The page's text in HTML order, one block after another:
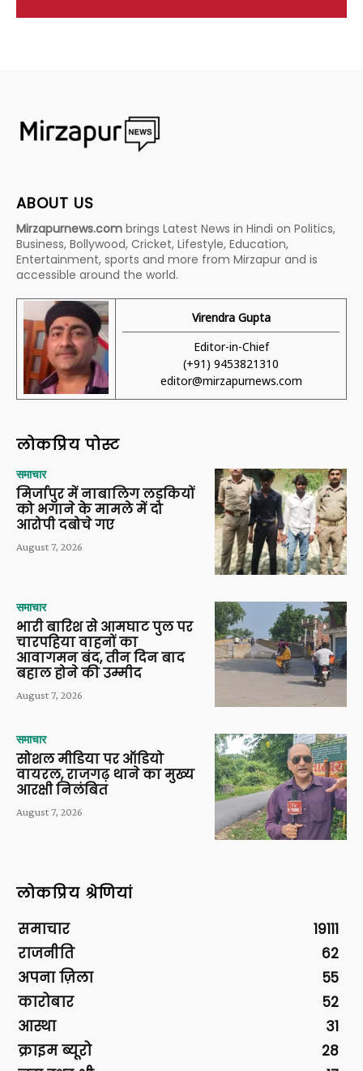
ABOUT US
Mirzapurnews.com brings Latest News in Hindi on Politics,
Business, Bollywood, Cricket, Lifestyle, Education,
Entertainment, sports and more from Mirzapur and is
accessible around the world.
Virendra Gupta
Editor-in-Chief
(+91) 9453821310
editor@mirzapurnews.com
लोकप्रिय पोस्ट
समाचार
मिर्जापुर में नाबालिग लड़कियों
को भगाने के मामले में दो
आरोपी दबोचे गए
August 7, 2026
समाचार
भारी बारिश से आमघाट पुल पर
चारपहिया वाहनों का
आवागमन बंद, तीन दिन बाद
बहाल होने की उम्मीद
August 7, 2026
समाचार
सोशल मीडिया पर ऑडियो
वायरल, राजगढ़ थाने का मुख्य
आरक्षी निलंबित
August 7, 2026
लोकप्रिय श्रेणियां
समाचार
19111
राजनीति
62
अपना ज़िला
55
कारोबार
52
आस्था
31
क्राइम ब्यूरो
28